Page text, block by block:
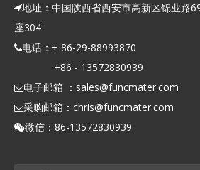
地址：中国陕西省西安市高新区锦业路
座304
电话：+ 86-29-88993870
+86 - 13572830939
电子邮箱 ： sales@funcmater.com
采购邮箱： chris@funcmater.com
微信：86-13572830939